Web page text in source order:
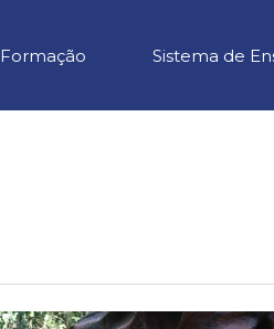
Formação Sistema de